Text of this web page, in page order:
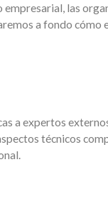
las
a fondo cómo
a expertos
técnicos